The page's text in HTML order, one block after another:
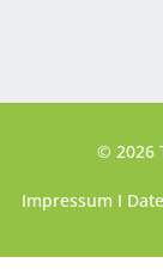
© 2026
Impressum I